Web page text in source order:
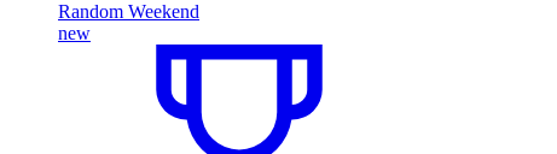
Random Weekend
new